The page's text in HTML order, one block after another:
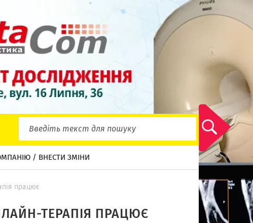
/ ВНЕСТИ ЗМІНИ
працює
ТЕРАПІЯ ПРАЦЮЄ